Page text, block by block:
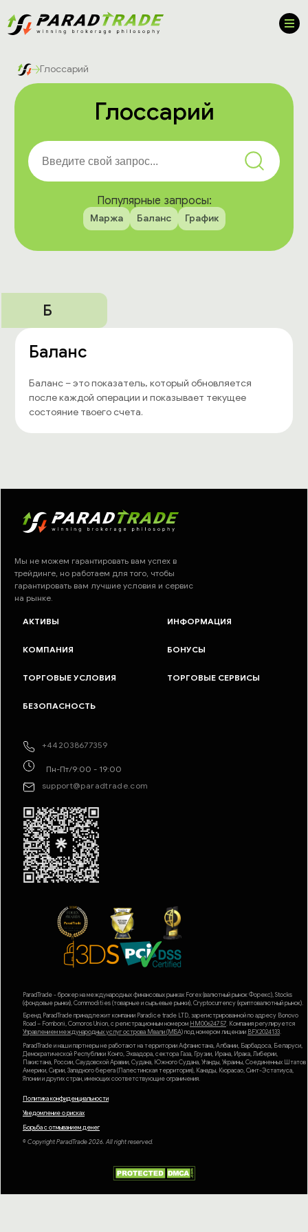
Глоссарий
Глоссарий
Популярные запросы:
Маржа Баланс График
Б
Баланс
Баланс – это показатель, который обновляется
после каждой операции и показывает текущее
состояние твоего счета.
Мы не можем гарантировать вам успех в
трейдинге, но работаем для того, чтобы
гарантировать вам лучшие условия и сервис
на рынке.
+442038677359
Пн-Пт/9:00 - 19:00
support@paradtrade.com
АКТИВЫ ИНФОРМАЦИЯ
КОМПАНИЯ БОНУСЫ
ТОРГОВЫЕ УСЛОВИЯ ТОРГОВЫЕ СЕРВИСЫ
БЕЗОПАСНОСТЬ
ParadTrade - брокер на международных финансовых рынках Forex (валютный рынок Форекс), Stocks
(фондовые рынки), Commodities (товарные и сырьевые рынки), Cryptocurrency (криптовалютный рынок).
Бренд ParadTrade принадлежит компании Paradice trade LTD, зарегистрированной по адресу Bonovo
Road – Fomboni, Comoros Union, с регистрационным номером HM00624757. Компания регулируется
Управлением международных услуг острова Мвали (MlSA)под номером лицензии BFX2024133.
ParadTrade и наши партнеры не работают на территории Афганистана, Албании, Барбадоса, Беларуси,
Демократической Республики Конго, Эквадора, сектора Газа, Грузии, Ирана, Ирака, Либерии,
Пакистана, России, Саудовской Аравии, Судана, Южного Судана, Уганды, Украины, Соединенных Штатов
Америки, Сирии, Западного берега (Палестинская территория), Канады, Кюрасао, Синт-Эстатиуса,
Японии и других стран, имеющих соответствующие ограничения.
Политика конфиденциальности
Уведомление о рисках
Борьба с отмыванием денег
© Copyright ParadTrade 2026. All right reserved.